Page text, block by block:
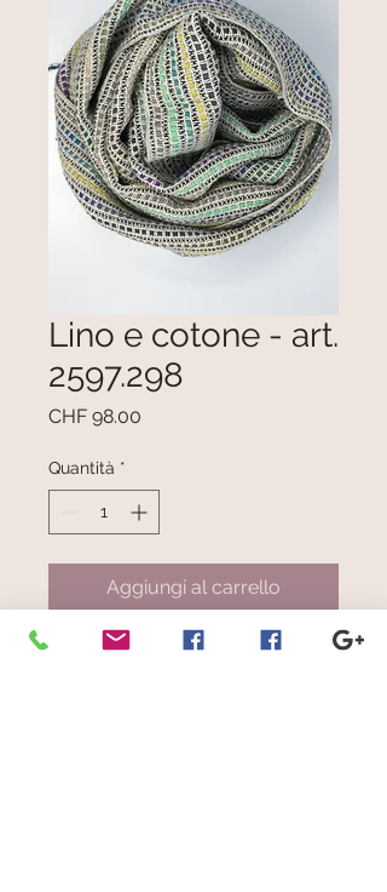
Lino e cotone - art.
2597.298
CHF 98.00
Quantità *
Aggiungi al carrello
Sciarpa a righe nelle toanlità di